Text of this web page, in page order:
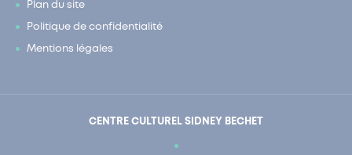
Plan du site
Politique de confidentialité
Mentions légales
CENTRE CULTUREL SIDNEY BECHET